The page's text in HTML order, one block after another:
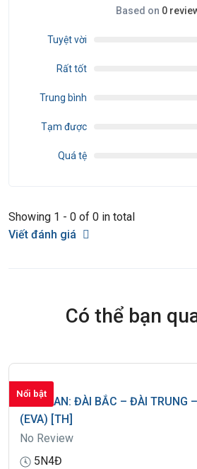
Based on 0
Tuyệt vời
Rất tốt
Trung bình
Tạm được
Quá tệ
Showing 1 - 0 of 0 in total
Viết đánh giá
Có thể bạn
Nổi bật
ĐÀI LOAN: ĐÀI BẮC – ĐÀI TRUNG
(EVA) [TH]
No Review
5N4Đ